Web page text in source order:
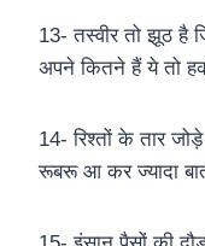
13- तस्वीर तो झूठ
अपने कितने हैं ये तो
14- रिश्तों के तार
रूबरू आ कर ज्यादा